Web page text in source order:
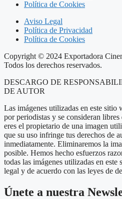
Política de Cookies
Aviso Legal
Política de Privacidad
Política de Cookies
Copyright © 2024 Exportadora
Todos los derechos reservados.
DESCARGO DE
DE AUTOR
Las imágenes utilizadas en este sitio
por periodistas y se consideran
eres el propietario de una imagen
que su uso infringe tus derechos de
inmediatamente. Eliminaremos la
posible. Hemos hecho esfuerzos
todas las imágenes utilizadas en
legal y de acuerdo con las leyes de
Únete a nuestra